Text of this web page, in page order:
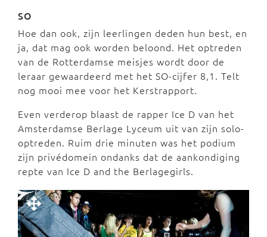
SO
Hoe dan ook, zijn leerlingen deden hun best, en
ja, dat mag ook worden beloond. Het optreden
van de Rotterdamse meisjes wordt door de
leraar gewaardeerd met het SO-cijfer 8,1. Telt
nog mooi mee voor het Kerstrapport.
Even verderop blaast de rapper Ice D van het
Amsterdamse Berlage Lyceum uit van zijn solo-
optreden. Ruim drie minuten was het podium
zijn privédomein ondanks dat de aankondiging
repte van Ice D and the Berlagegirls.